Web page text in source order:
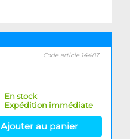
Code article 14487
En stock
Expédition immédiate
Ajouter au panier